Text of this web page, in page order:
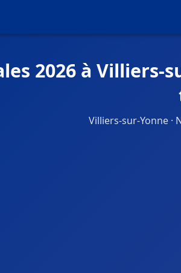
2026 à
Villiers-sur-Yonne ·